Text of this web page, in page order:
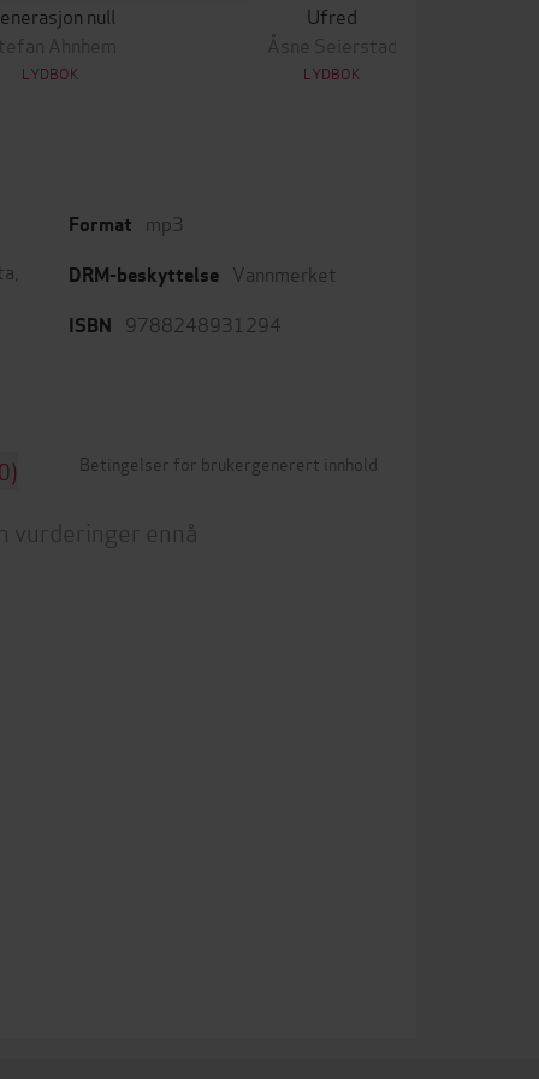
null
Ahnhem
LYDBOK
Ufred
Åsne Seierstad
LYDBOK
Format mp3
DRM-beskyttelse Vannmerket
ISBN 9788248931294
Betingelser for brukergenerert innhold
vurderinger ennå